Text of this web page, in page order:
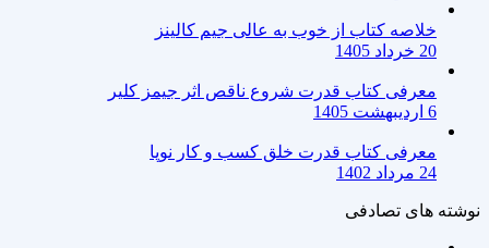
خلاصه کتاب از خوب به عالی جیم کالینز
20 خرداد 1405
معرفی کتاب قدرت شروع ناقص اثر جیمز کلیر
6 اردیبهشت 1405
معرفی کتاب قدرت خلق کسب و کار نوپا
24 مرداد 1402
نوشته های تصادفی